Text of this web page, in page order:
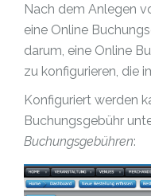
Nach dem Anlegen
eine Online
darum, eine Online
zu konfigurieren, die
Konfiguriert werden
Buchungsgebühr
Buchungsgebühren: